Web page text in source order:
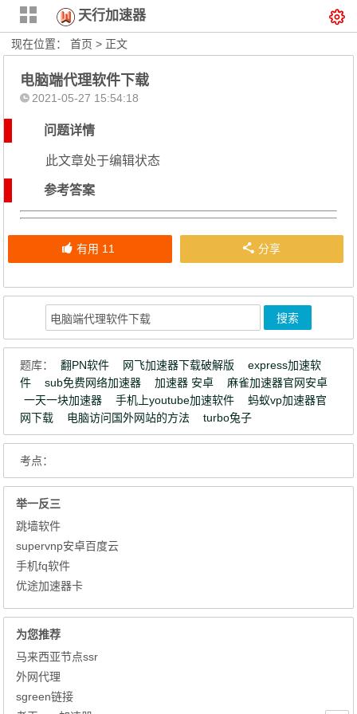
天行加速器
现在位置：首页 > 正文
电脑端代理软件下载
2021-05-27 15:54:18
问题详情
此文章处于编辑状态
参考答案
有用 11 分享
题库： 翻PN软件 网飞加速器下载破解版
express加速软
件
sub免费网络加速器 加速器 安卓
麻雀加速器官网安卓
一天一块加速器
手机上youtube加速软件
蚂蚁vp加速器官
网下载
电脑访问国外网站的方法 turbo兔子
考点：
举一反三
跳墙软件
supervnp安卓百度云
手机fq软件
优途加速器卡
为您推荐
马来西亚节点ssr
外网代理
sgreen链接